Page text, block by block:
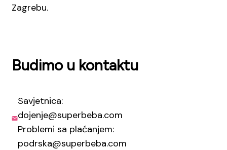
Zagrebu.
Budimo u kontaktu
Savjetnica:
dojenje@superbeba.com
Problemi sa plaćanjem:
podrska@superbeba.com